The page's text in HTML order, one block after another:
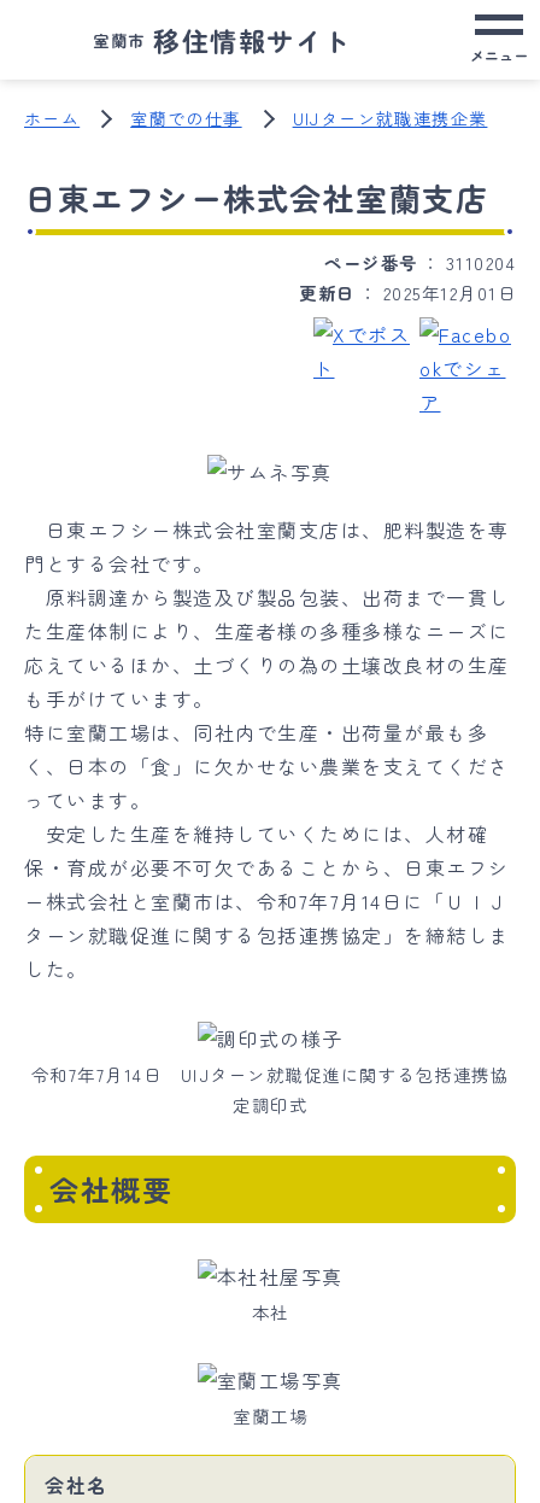
室蘭市 移住情報サイト メニュー
ホーム 室蘭での仕事 UIJターン就職連携企業
日東エフシー株式会社室蘭支店
ページ番号
3110204
更新日
2025年12月01日
日東エフシー株式会社室蘭支店は、肥料製造を専
門とする会社です。
原料調達から製造及び製品包装、出荷まで一貫し
た生産体制により、生産者様の多種多様なニーズに
応えているほか、土づくりの為の土壌改良材の生産
も手がけています。
特に室蘭工場は、同社内で生産・出荷量が最も多
く、日本の「食」に欠かせない農業を支えてくださ
っています。
安定した生産を維持していくためには、人材確
保・育成が必要不可欠であることから、日東エフシ
ー株式会社と室蘭市は、令和7年7月14日に「ＵＩＪ
ターン就職促進に関する包括連携協定」を締結しま
した。
令和7年7月14日 UIJターン就職促進に関する包括連携協
定調印式
会社概要
本社
室蘭工場
会社名